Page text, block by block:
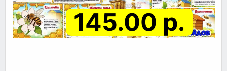
145.00 р.